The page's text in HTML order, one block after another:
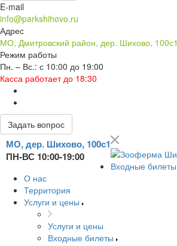
E-mail
info@parkshihovo.ru
Адрес
МО, Дмитровский район, дер. Шихово, 100с1
Режим работы
Пн. – Вс.: с 10:00 до 19:00
Касса работает до 18:30
Задать вопрос
МО, дер. Шихово, 100с1
ПН-ВС 10:00-19:00
Входные билеты
О нас
Территория
Услуги и цены
Услуги и цены
Входные билеты